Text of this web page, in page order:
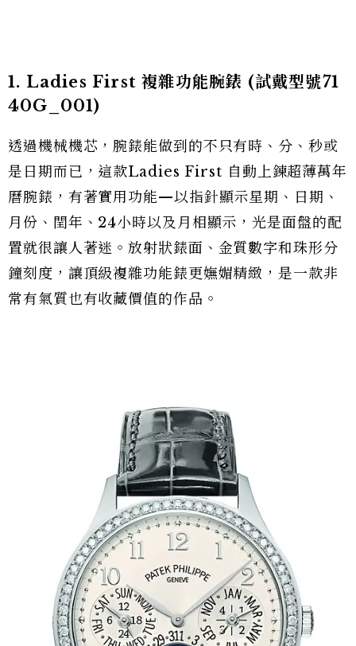
1. Ladies First 複雜功能腕錶 (試戴型號71
40G_001)
透過機械機芯，腕錶能做到的不只有時、分、秒或
是日期而已，這款Ladies First 自動上鍊超薄萬年
曆腕錶，有著實用功能—以指針顯示星期、日期、
月份、閏年、24小時以及月相顯示，光是面盤的配
置就很讓人著迷。放射狀錶面、金質數字和珠形分
鐘刻度，讓頂級複雜功能錶更嫵媚精緻，是一款非
常有氣質也有收藏價值的作品。